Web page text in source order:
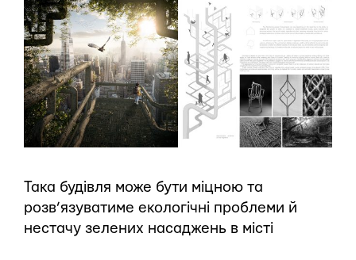
Така будівля може бути міцною та
розв’язуватиме екологічні проблеми й
нестачу зелених насаджень в місті